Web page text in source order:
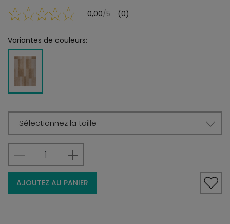
0,00/5 (0)
Variantes de couleurs:
Sélectionnez la taille
AJOUTEZ AU PANIER